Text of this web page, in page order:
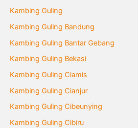
Kambing Guling
Kambing Guling Bandung
Kambing Guling Bantar Gebang
Kambing Guling Bekasi
Kambing Guling Ciamis
Kambing Guling Cianjur
Kambing Guling Cibeunying
Kambing Guling Cibiru